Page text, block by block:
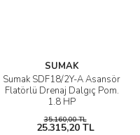
SUMAK
Sumak SDF18/2Y-A Asansör
Flatörlü Drenaj Dalgıç Pom.
1.8 HP
35.160,00 TL
25.315,20 TL